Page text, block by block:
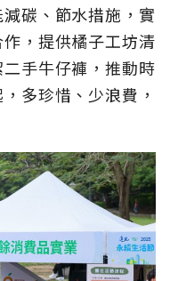
碳、節水措施，實
，提供橘子工坊清
手牛仔褲，推動時
多珍惜、少浪費，